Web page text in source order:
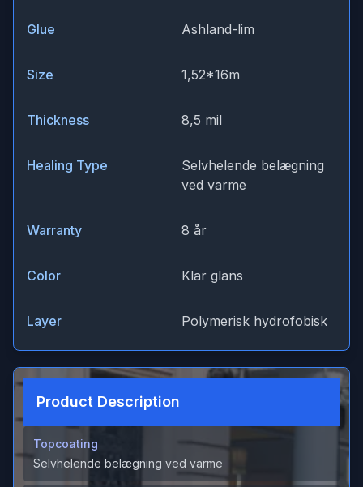
Glue Ashland-lim
Size 1,52*16m
Thickness 8,5 mil
Healing Type
Selvhelende belægning
ved varme
Warranty 8 år
Color Klar glans
Layer Polymerisk hydrofobisk
Product Description
Topcoating
Selvhelende belægning ved varme